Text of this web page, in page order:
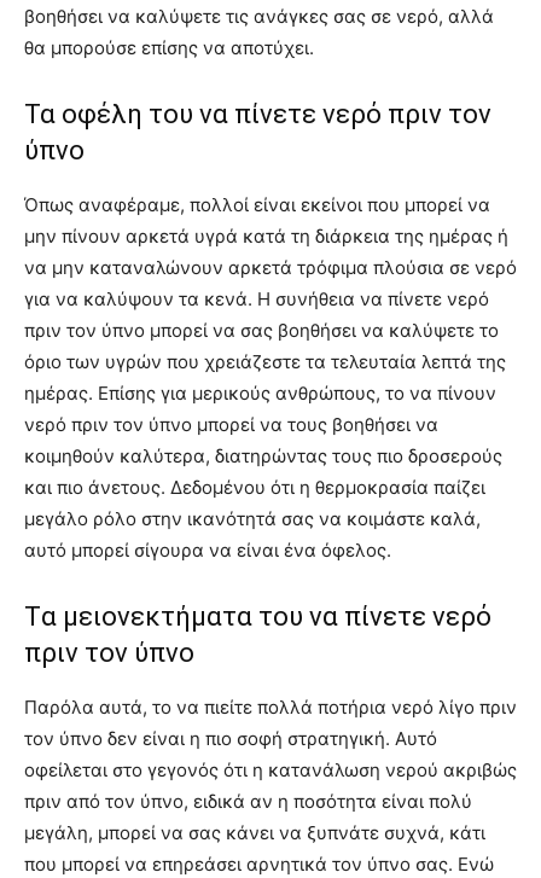
βοηθήσει να καλύψετε τις ανάγκες σας σε νερό, αλλά
θα μπορούσε επίσης να αποτύχει.
Τα οφέλη του να πίνετε νερό πριν τον
ύπνο
Όπως αναφέραμε, πολλοί είναι εκείνοι που μπορεί να
μην πίνουν αρκετά υγρά κατά τη διάρκεια της ημέρας ή
να μην καταναλώνουν αρκετά τρόφιμα πλούσια σε νερό
για να καλύψουν τα κενά. Η συνήθεια να πίνετε νερό
πριν τον ύπνο μπορεί να σας βοηθήσει να καλύψετε το
όριο των υγρών που χρειάζεστε τα τελευταία λεπτά της
ημέρας. Επίσης για μερικούς ανθρώπους, το να πίνουν
νερό πριν τον ύπνο μπορεί να τους βοηθήσει να
κοιμηθούν καλύτερα, διατηρώντας τους πιο δροσερούς
και πιο άνετους. Δεδομένου ότι η θερμοκρασία παίζει
μεγάλο ρόλο στην ικανότητά σας να κοιμάστε καλά,
αυτό μπορεί σίγουρα να είναι ένα όφελος.
Tα μειονεκτήματα του να πίνετε νερό
πριν τον ύπνο
Παρόλα αυτά, το να πιείτε πολλά ποτήρια νερό λίγο πριν
τον ύπνο δεν είναι η πιο σοφή στρατηγική. Αυτό
οφείλεται στο γεγονός ότι η κατανάλωση νερού ακριβώς
πριν από τον ύπνο, ειδικά αν η ποσότητα είναι πολύ
μεγάλη, μπορεί να σας κάνει να ξυπνάτε συχνά, κάτι
που μπορεί να επηρεάσει αρνητικά τον ύπνο σας. Ενώ